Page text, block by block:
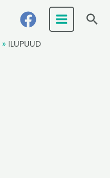
» ILUPUUD